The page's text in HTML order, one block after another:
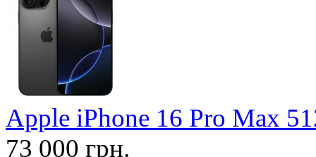
Apple iPhone 16 Pro Max
73 000 грн.